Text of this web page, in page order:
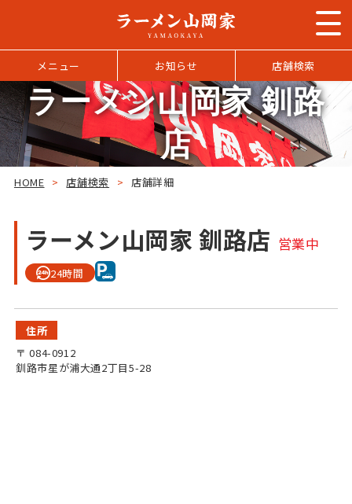
メニュー お知らせ 店舗検索
ラーメン山岡家 釧路
店
HOME > 店舗検索 > 店舗詳細
ラーメン山岡家 釧路店 営業中
24時間
住所
〒 084-0912
釧路市星が浦大通2丁目5-28